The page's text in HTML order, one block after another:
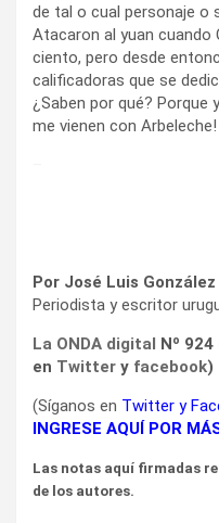
de tal o cual personaje o
Atacaron al yuan cuando
ciento, pero desde
calificadoras que se
¿Saben por qué? Porque
me vienen con
Por José Luis
Periodista y escritor
La ONDA digital Nº
en Twitter y facebook)
(Síganos en Twitter y
INGRESE AQUÍ POR
Las notas aquí firmadas
de los autores.